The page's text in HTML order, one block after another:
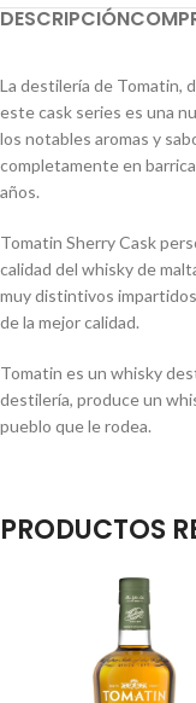
DESCRIPCIÓN
La destilería de Tomatin,
este cask series es una
los notables aromas y
completamente en
años.
Tomatin Sherry Cask
calidad del whisky de
muy distintivos
de la mejor calidad.
Tomatin es un whisky
destilería, produce un
pueblo que le rodea.
PRODUCTOS